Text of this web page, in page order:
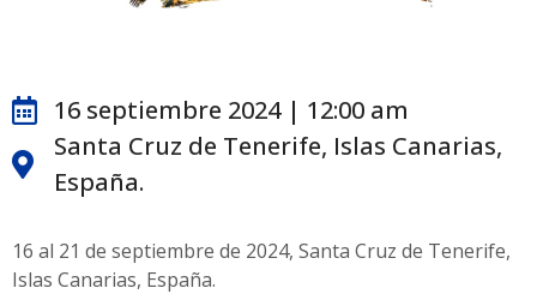
16 septiembre 2024 | 12:00 am
Santa Cruz de Tenerife, Islas Canarias,
España.
16 al 21 de septiembre de 2024, Santa Cruz de Tenerife,
Islas Canarias, España.